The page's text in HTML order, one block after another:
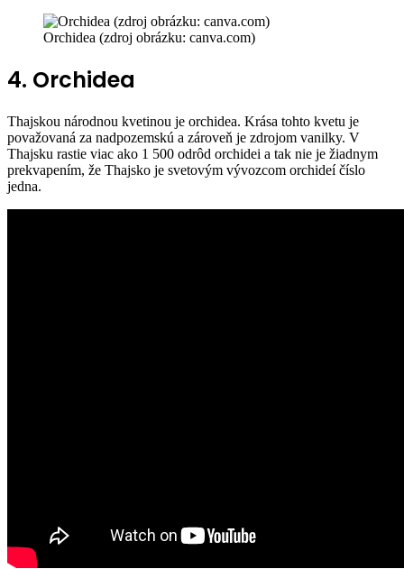
Orchidea (zdroj obrázku: canva.com)
4. Orchidea
Thajskou národnou kvetinou je orchidea. Krása tohto kvetu je
považovaná za nadpozemskú a zároveň je zdrojom vanilky. V
Thajsku rastie viac ako 1 500 odrôd orchidei a tak nie je žiadnym
prekvapením, že Thajsko je svetovým vývozcom orchideí číslo
jedna.